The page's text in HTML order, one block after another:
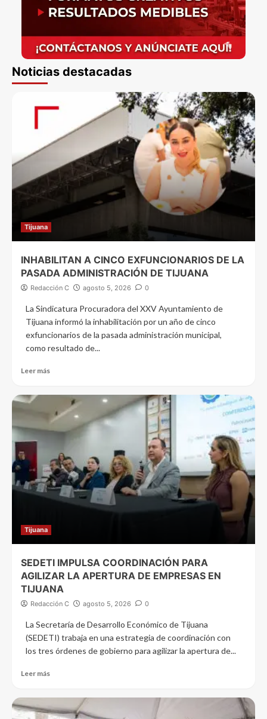
Noticias destacadas
Tijuana
INHABILITAN A CINCO EXFUNCIONARIOS DE LA
PASADA ADMINISTRACIÓN DE TIJUANA
Redacción C agosto 5, 2026 0
La Sindicatura Procuradora del XXV Ayuntamiento de
Tijuana informó la inhabilitación por un año de cinco
exfuncionarios de la pasada administración municipal,
como resultado de...
Leer más
Tijuana
SEDETI IMPULSA COORDINACIÓN PARA
AGILIZAR LA APERTURA DE EMPRESAS EN
TIJUANA
Redacción C agosto 5, 2026 0
La Secretaría de Desarrollo Económico de Tijuana
(SEDETI) trabaja en una estrategia de coordinación con
los tres órdenes de gobierno para agilizar la apertura de...
Leer más